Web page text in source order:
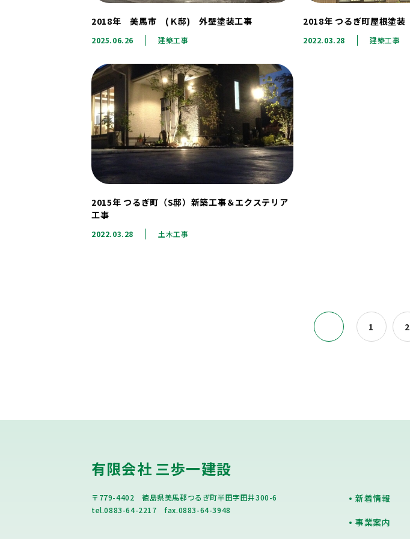
2018年 美馬市 (Ｋ邸) 外壁塗装工事
2025.06.26 建築工事
2018年 つるぎ町屋根塗装
2022.03.28 建築工事
2015年 つるぎ町（S邸）新築工事＆エクステリア
工事
2022.03.28 土木工事
1 2
有限会社 三歩一建設
〒779-4402 徳島県美馬郡つるぎ町半田字田井300-6
tel.0883-64-2217 fax.0883-64-3948
新着情報
事業案内